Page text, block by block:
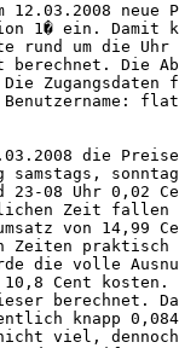
neue
1� ein. Damit
rund um die
Die
Zugangsdaten
Benutzername:
die
23-08 Uhr 0,02
Zeit fallen
von 14,99
Zeiten praktisch
die volle
Cent kosten.
berechnet.
knapp
viel,